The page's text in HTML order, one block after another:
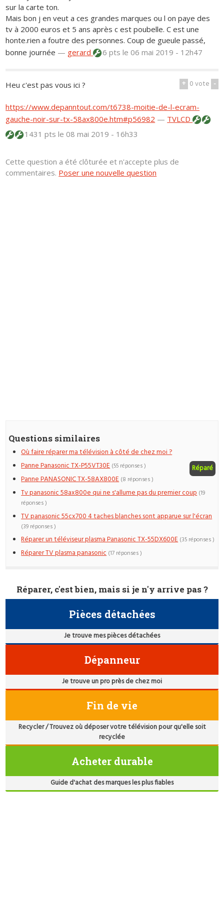
sur la carte ton.
Mais bon j en veut a ces grandes marques ou l on paye des
tv à 2000 euros et 5 ans après c est poubelle. C est une
honte.rien a foutre des personnes. Coup de gueule passé,
bonne journée — gerard 6 ptsle 06 mai 2019 - 12h47
+ 0vote -
Heu c'est pas vous ici ?
https://www.depanntout.com/t6738-moitie-de-l-ecram-
gauche-noir-sur-tx-58ax800e.htm#p56982 — TVLCD
1431 ptsle 08 mai 2019 - 16h33
Cette question a été clôturée et n'accepte plus de
commentaires. Poser une nouvelle question
Questions similaires
Où faire réparer ma télévision à côté de chez moi ?
Panne Panasonic TX-P55VT30E
Réparé
(55 réponses )
Panne PANASONIC TX-58AX800E (8 réponses )
Tv panasonic 58ax800e qui ne s'allume pas du premier coup (19
réponses )
TV panasonic 55cx700 4 taches blanches sont apparue sur l'écran
(39 réponses )
Réparer un téléviseur plasma Panasonic TX-55DX600E (35 réponses )
Réparer TV plasma panasonic (17 réponses )
Réparer, c'est bien, mais si je n'y arrive pas ?
Pièces détachées
Je trouve mes pièces détachées
Dépanneur
Je trouve un pro près de chez moi
Fin de vie
Recycler / Trouvez où déposer votre télévision pour qu'elle soit
recyclée
Acheter durable
Guide d'achat des marques les plus fiables